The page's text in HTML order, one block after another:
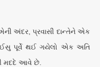
અંદર, પ્રવાસી દાન્તેને એક
પૂર્વે થઈ ગયેલો એક અતિ
મદદે આવે છે.